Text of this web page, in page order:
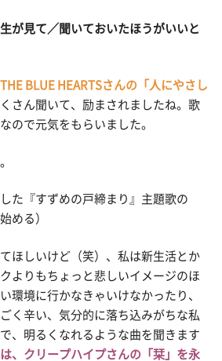
が見て／聞いておいたほうがいいと
BLUE HEARTSさんの「人にやさし
さん聞いて、励まされましたね。歌
ので元気をもらいました。
た『すずめの戸締まり』主題歌の
める）
ほしいけど（笑）、私は新生活とか
よりもちょっと悲しいイメージのほ
環境に行かなきゃいけなかったり、
く辛い、気分的に落ち込みがちな私
、明るくなれるような曲を聞きます
、クリープハイプさんの「栞」を永